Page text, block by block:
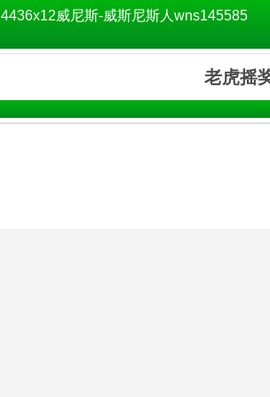
4436x12威尼斯-威斯尼斯人wns145585
老虎摇